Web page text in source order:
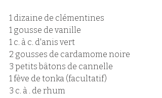
1 dizaine de clémentines
1 gousse de vanille
1 c. à c. d'anis vert
2 gousses de cardamome noire
3 petits bâtons de cannelle
1 fève de tonka (facultatif)
3 c. à . de rhum